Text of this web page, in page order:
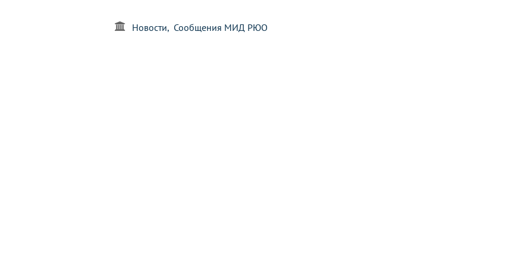
Новости Сообщения МИД РЮО